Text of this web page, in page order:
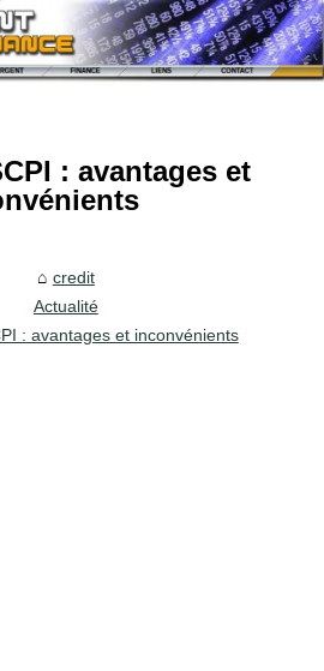
: avantages et
credit
Actualité
: avantages et inconvénients